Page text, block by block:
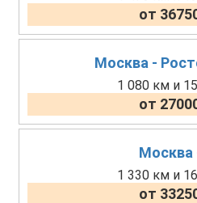
от
Москва -
1 080 км и
от
Москва
1 330 км и
от